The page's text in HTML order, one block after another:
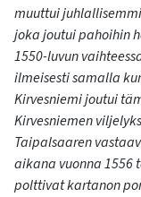
muuttui
joka joutui pahoihin
1550-luvun
ilmeisesti samalla
Kirvesniemi joutui
Kirvesniemen
Taipalsaaren
aikana vuonna 1556
polttivat kartanon